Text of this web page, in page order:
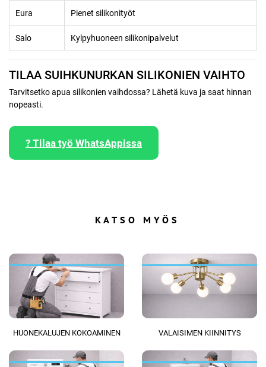
Eura Pienet silikonityöt
Salo Kylpyhuoneen silikonipalvelut
TILAA SUIHKUNURKAN SILIKONIEN VAIHTO
Tarvitsetko apua silikonien vaihdossa? Lähetä kuva ja saat hinnan
nopeasti.
? Tilaa työ WhatsAppissa
KATSO MYÖS
HUONEKALUJEN KOKOAMINEN VALAISIMEN KIINNITYS